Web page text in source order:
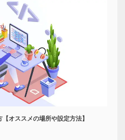
オススメの場所や設定方法】